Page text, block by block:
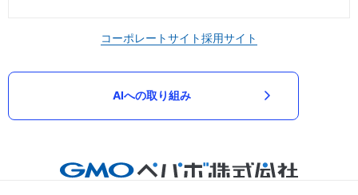
コーポレートサイト採用サイト
AIへの取り組み